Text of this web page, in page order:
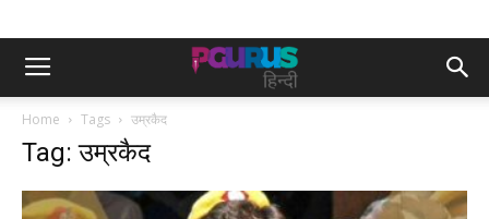
Home Tags उम्रकैद
Tag: उम्रकैद